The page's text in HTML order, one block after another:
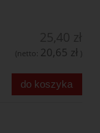
(netto: 20,65 zł )
do koszyka